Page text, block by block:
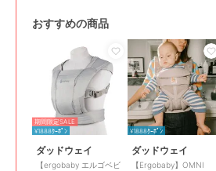
おすすめの商品
期間限定SALE
¥1888ｸｰﾎﾟﾝ
ダッドウェイ
【ergobaby エルゴベビ
¥1888ｸｰﾎﾟﾝ
ダッドウェイ
【Ergobaby】OMNI